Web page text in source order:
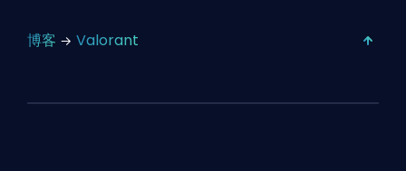
博客 Valorant